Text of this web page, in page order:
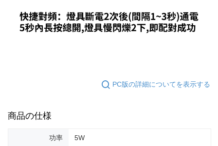
PC版の詳細についてを表示する
商品の仕様
功率 5W